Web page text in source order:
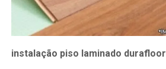
instalação piso laminado durafloor